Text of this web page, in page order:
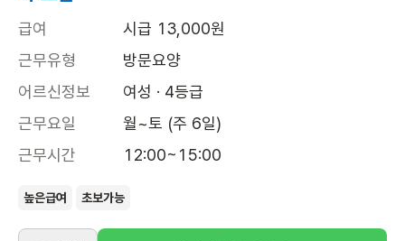
급여
시급 13,000원
근무유형
방문요양
어르신정보
여성 · 4등급
근무요일
월~토 (주 6일)
근무시간
12:00~15:00
높은급여 초보가능